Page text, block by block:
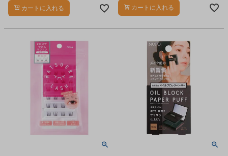
ぬらして使用するオーバル型のメイ
ク用パフです。
カートに入れる
カートに入れる